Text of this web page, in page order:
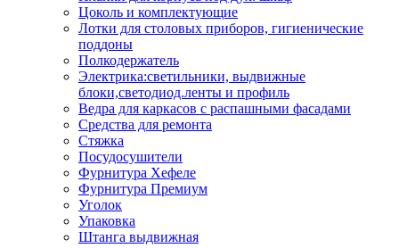
Цоколь и комплектующие
Лотки для столовых приборов, гигиенические
поддоны
Полкодержатель
Электрика:светильники, выдвижные
блоки,светодиод.ленты и профиль
Ведра для каркасов с распашными фасадами
Средства для ремонта
Стяжка
Посудосушители
Фурнитура Хефеле
Фурнитура Премиум
Уголок
Упаковка
Штанга выдвижная